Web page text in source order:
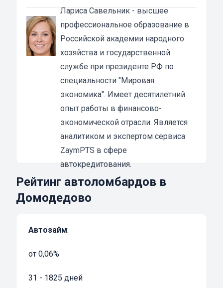
зависимости от политики финансовой
компании, придется либо оставить паспорт
технического средства в залог, либо с него
просто снимут копию, после чего, получатель
кредита может пользоваться транспортным
средством без каких-либо ограничений если
выплаты производятся без задержек и в
установленном договором объеме.
Воспользоваться данной услугой выгодно по
целому ряд причин:
Быстрое оформление – в большинстве
случаев принятие решение о выдаче займа
принимается ломбардом в срок от 15 минут
Минимальные требования – потребуется
автомобильное средство и
Зачисление всей суммы на пластиковую
карту – перевод выполняется в полном
Лариса Савельник- высшее
профессиональное образование в
Российской академии народного
хозяйства и государственной
службе при президенте РФ по
специальности "Мировая
экономика". Имеет десятилетний
опыт работы в финансово-
экономической отрасли. Является
аналитиком и экспертом сервиса
ZaymPTS в сфере
автокредитования.
Рейтинг автоломбардов в
Домодедово
Автозайм:
от 0,06%
31 - 1825 дней